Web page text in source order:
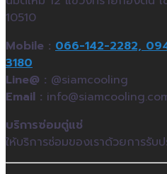
10510
Mobile : 066-142-2282,
3180
Line@ : @siamcooling
Email :
บริการซ่อมตู่แช่
ให้บริการซ่อมของเราด้วยการรั